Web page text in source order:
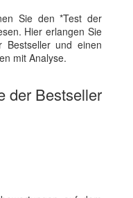
Sie den *Test der
Hier erlangen Sie
Bestseller und einen
mit Analyse.
der Bestseller